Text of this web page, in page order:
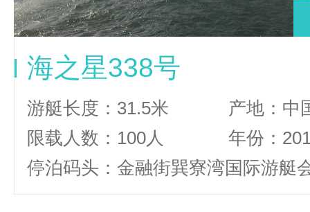
海之星338号
游艇长度：31.5米
产地：中
限载人数：100人
年份：
停泊码头：金融街巽寮湾国际游艇